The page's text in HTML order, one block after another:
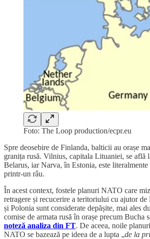
Foto: The Loop production/ecpr.eu
Spre deosebire de Finlanda, balticii au orașe
granița rusă. Vilnius, capitala Lituaniei, se află
Belarus, iar Narva, în Estonia, este literalmente
printr-un râu.
În acest context, fostele planuri NATO care
retragere și recucerire a teritoriului cu ajutor de
și Polonia sunt considerate depășite, mai ales
comise de armata rusă în orașe precum Bucha
noteză analiza din FT. De aceea, noile
NATO se bazează pe ideea de a lupta „de la